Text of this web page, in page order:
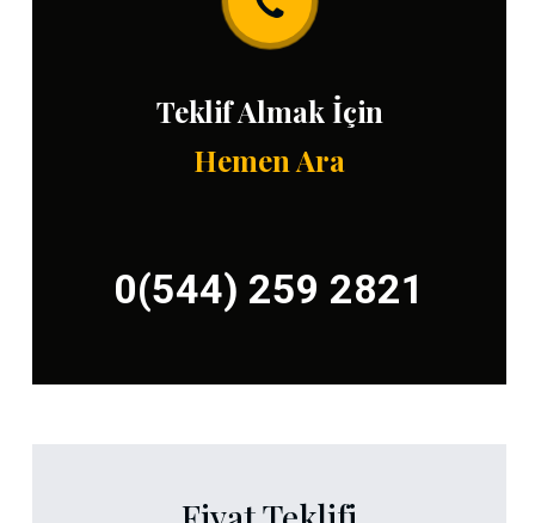
Teklif Almak İçin
Hemen Ara
0(544) 259 2821